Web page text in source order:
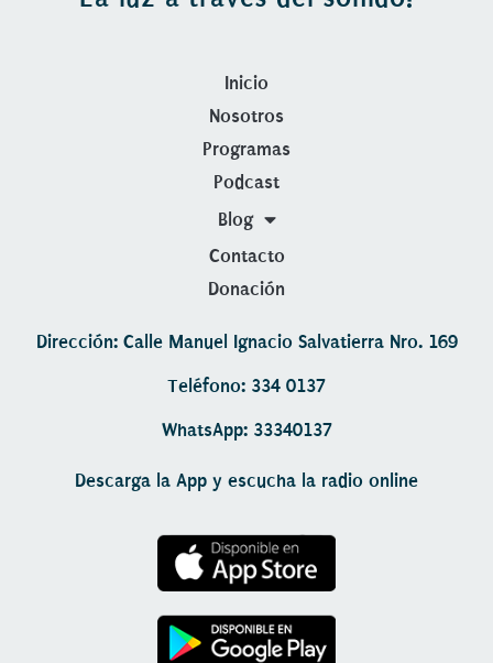
Inicio
Nosotros
Programas
Podcast
Blog
Contacto
Donación
Dirección: Calle Manuel Ignacio Salvatierra Nro. 169
Teléfono: 334 0137
WhatsApp: 33340137
Descarga la App y escucha la radio online